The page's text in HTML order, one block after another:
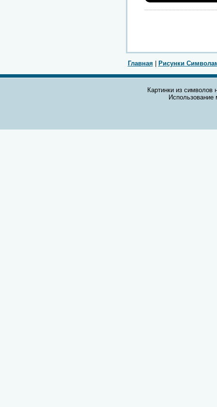
Главная Рисунки
Картинки из символов
Использование